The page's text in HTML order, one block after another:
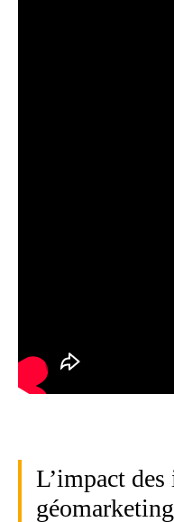
L’impact